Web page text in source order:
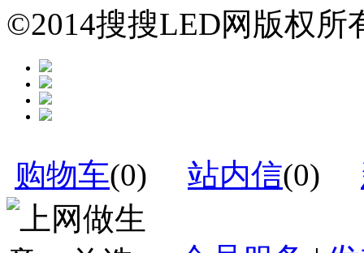
©2014搜搜LED网版权
购物车(0) 站内信(0)